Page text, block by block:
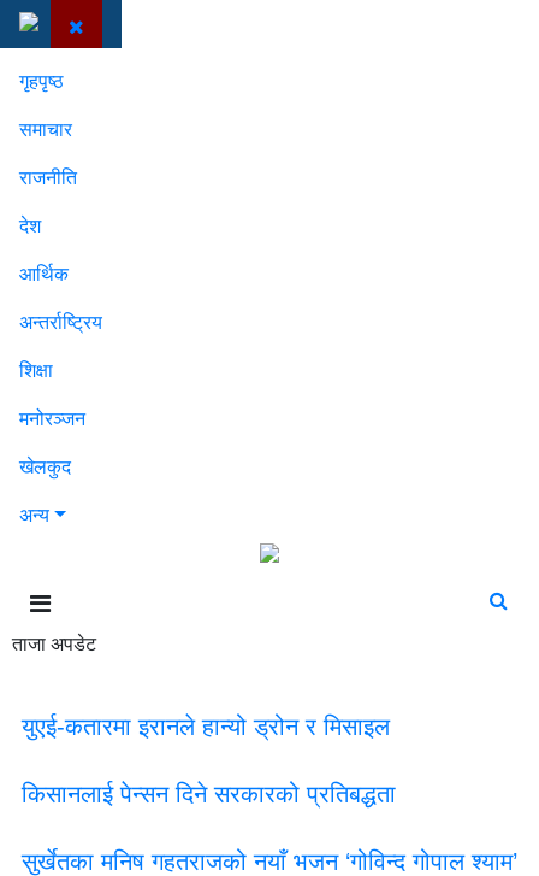
गृहपृष्ठ
समाचार
राजनीति
देश
आर्थिक
अन्तर्राष्ट्रिय
शिक्षा
मनोरञ्जन
खेलकुद
अन्य
ताजा अपडेट
युएई-कतारमा इरानले हान्यो ड्रोन र मिसाइल
किसानलाई पेन्सन दिने सरकारको प्रतिबद्धता
सुर्खेतका मनिष गहतराजको नयाँ भजन ‘गोविन्द गोपाल श्याम’